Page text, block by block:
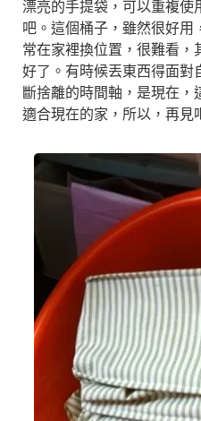
漂亮的手提袋，可以重複使
吧。這個桶子，雖然很好用
常在家裡換位置，很難看，
好了。有時候丟東西得面對
斷捨離的時間軸，是現在，
適合現在的家，所以，再見